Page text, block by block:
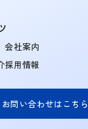
会社案内
採用情報
お問い合わせはこちら